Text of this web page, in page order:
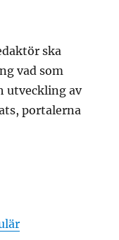
ska
vad som
utveckling av
portalerna